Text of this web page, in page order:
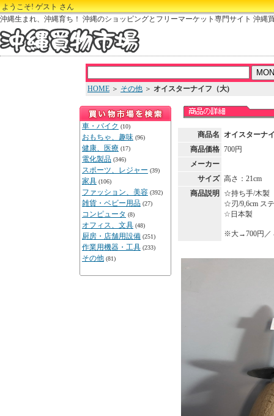
ようこそ! ゲスト さん
沖縄生まれ、沖縄育ち！ 沖縄のショッピングとフリーマーケット専門サイト 沖縄
HOME ＞ その他 ＞ オイスターナイフ（大)
車・バイク (10)
おもちゃ、趣味 (96)
健康、医療 (17)
電化製品 (346)
スポーツ、レジャー (39)
家具 (106)
ファッション、美容 (392)
雑貨・ベビー用品 (27)
コンピュータ (8)
オフィス、文具 (48)
厨房・店舗用設備 (251)
作業用機器・工具 (233)
その他 (81)
商品名 オイスターナ
商品価格 700円
メーカー
サイズ 高さ：21cm
商品説明
☆持ち手/木製
☆刃/9,6cm ス
☆日本製
※大→700円／